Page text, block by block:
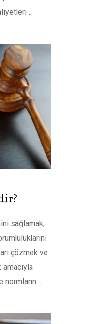
sağlamak,
çözmek ve
normların